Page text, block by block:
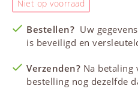
Niet op voorraad
Bestellen? Uw
is beveiligd en
Verzenden? Na betaling
bestelling nog dezelfde